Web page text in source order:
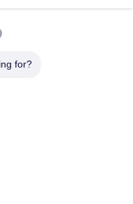
GM91399 Deere
for?